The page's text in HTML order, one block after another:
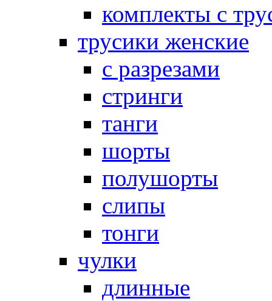
комплекты с
трусики женские
с разрезами
стринги
танги
шорты
полушорты
слипы
тонги
чулки
длинные